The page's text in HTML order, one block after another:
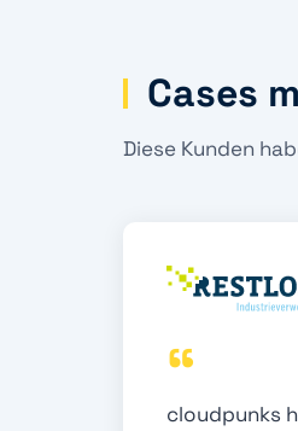
Cases
Diese Kunden
“
cloudpunks